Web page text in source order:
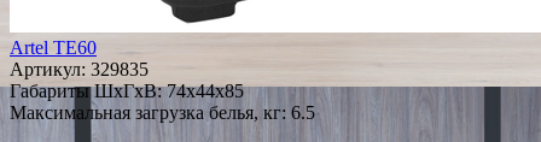
Artel TE60
Артикул: 329835
Габариты ШxГxВ: 74x44x85
Максимальная загрузка белья, кг: 6.5